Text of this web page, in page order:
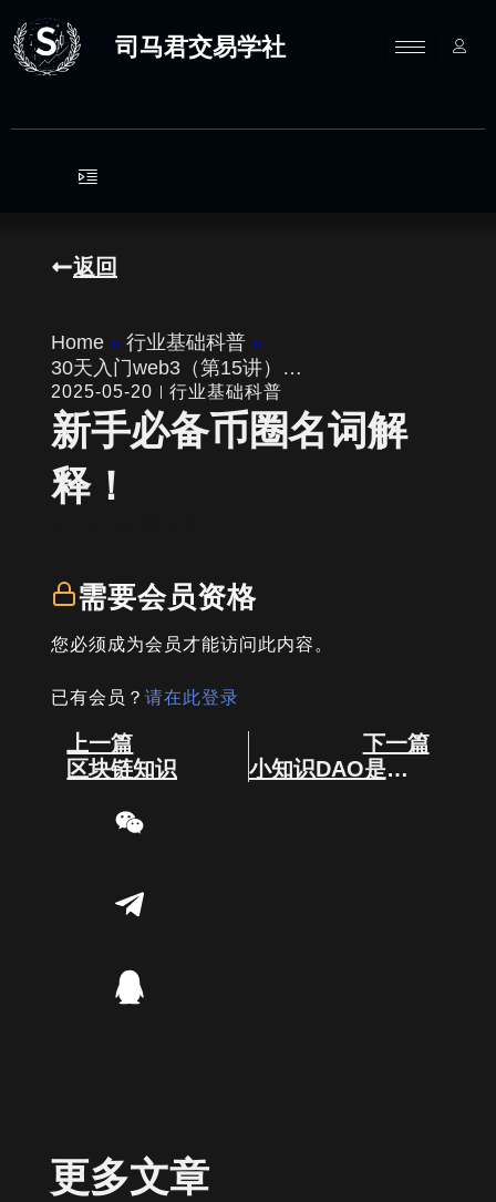
至
内
司马君交易学社
返回
Home » 行业基础科普 »
30天入门web3（第15讲）…
2025-05-20 行业基础科普
新手必备币圈名词解
释！
需要会员资格
您必须成为会员才能访问此内容。
已有会员？ 请在此登录
Prev
上一篇
区块链知识
下一篇
小知识DAO是什么
更多文章